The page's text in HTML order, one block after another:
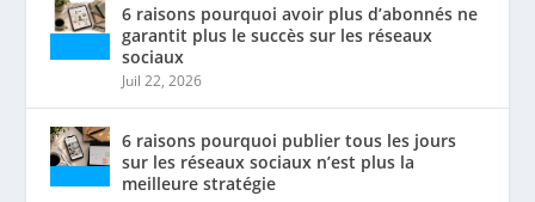
6 raisons pourquoi avoir plus d’abonnés ne
garantit plus le succès sur les réseaux
sociaux
Juil 22, 2026
6 raisons pourquoi publier tous les jours
sur les réseaux sociaux n’est plus la
meilleure stratégie